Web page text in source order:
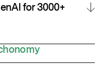
for 3000+